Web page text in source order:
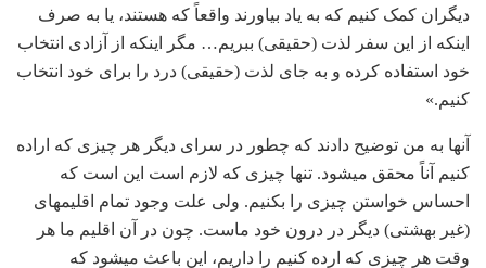
دیگران کمک کنیم که به یاد بیاورند واقعاً که هستند، یا به صرف
اینکه از این سفر لذت (حقیقی) ببریم… مگر اینکه از آزادی انتخاب
خود استفاده کرده و به جای لذت (حقیقی) درد را برای خود انتخاب
کنیم.»
آنها به من توضیح دادند که چطور در سرای دیگر هر چیزی که اراده
کنیم آناً محقق می‏شود. تنها چیزی که لازم است این است که
احساس خواستن چیزی را بکنیم. ولی علت وجود تمام اقلیم‏های
(غیر بهشتی) دیگر در درون خود ماست. چون در آن اقلیم ما هر
وقت هر چیزی که ارده کنیم را داریم، این باعث می‏شود که